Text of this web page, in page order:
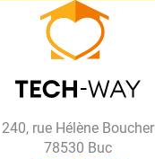
240, rue Hélène Boucher
78530 Buc